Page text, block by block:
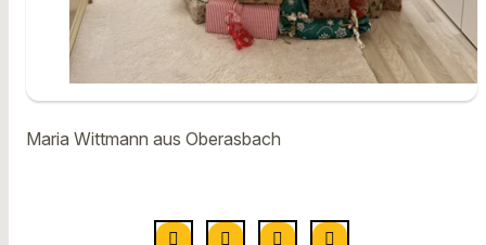
Maria Wittmann aus Oberasbach